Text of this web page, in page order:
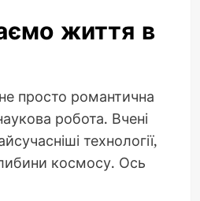
життя в
просто романтична
робота. Вчені
технології,
космосу. Ось